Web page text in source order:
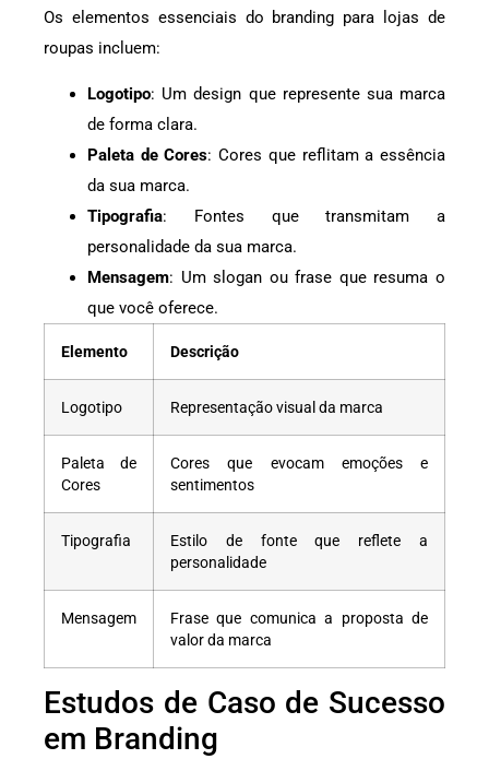
Os elementos essenciais do branding para lojas de
roupas incluem:
Logotipo: Um design que represente sua marca
de forma clara.
Paleta de Cores: Cores que reflitam a essência
da sua marca.
Tipografia: Fontes que transmitam a
personalidade da sua marca.
Mensagem: Um slogan ou frase que resuma o
que você oferece.
Elemento Descrição
Logotipo Representação visual da marca
Paleta de
Cores
Cores que evocam emoções e
sentimentos
Tipografia
Estilo de fonte que reflete a
personalidade
Mensagem
Frase que comunica a proposta de
valor da marca
Estudos de Caso de Sucesso
em Branding